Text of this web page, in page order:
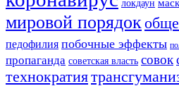
локдаун
мировой порядок
педофилия побочные эффекты
пропаганда советская власть совок
технократия